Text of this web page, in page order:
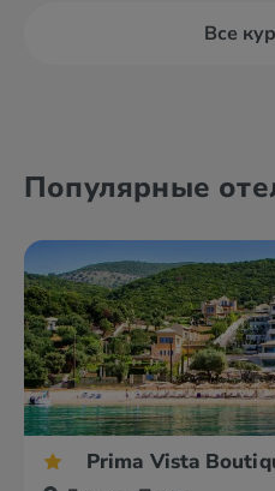
Все
Аттика
Популярные
Prima Vista